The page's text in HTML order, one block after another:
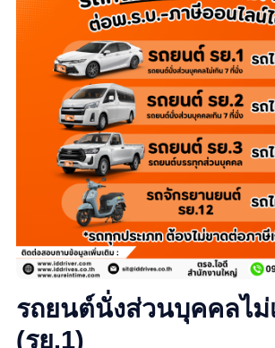
รถยนต์นั่งส่วนบุคคลไม่
(รย.1)